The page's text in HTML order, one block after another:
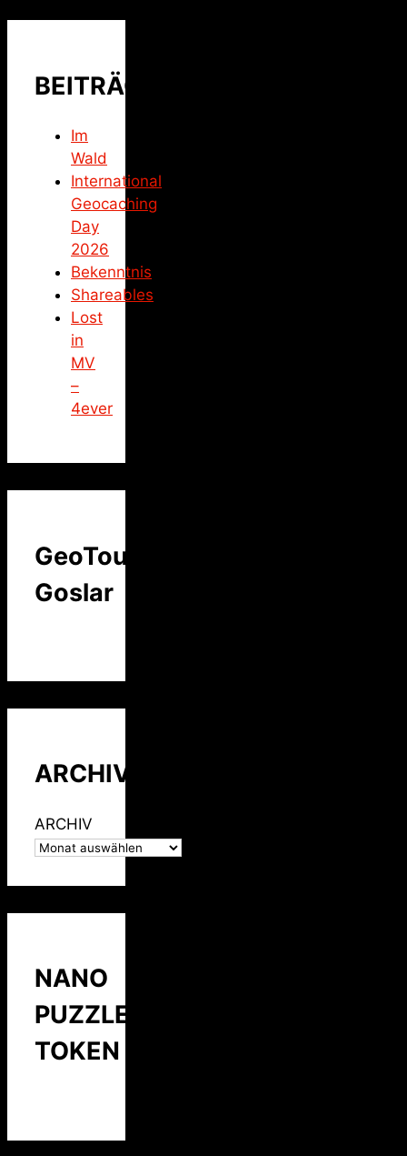
BEITRÄGE
Im
Wald
International
Geocaching
Day
2026
Bekenntnis
Shareables
Lost
in
MV
–
4ever
GeoTour
Goslar
ARCHIV
ARCHIV
NANO
PUZZLE
TOKEN